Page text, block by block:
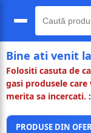
Bine ati venit
Folositi casuta de
gasi produsele
merita sa incercati.
PRODUSE DIN